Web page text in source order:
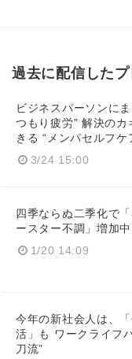
過去に配信した
ビジネスパーソンに
つもり疲労” 解決の
きる “メンパセルフケ
3/24 15:00
四季ならぬ二季化で
ースター不調」増加中
1/20 14:09
今年の新社会人は、
活」も ワークライフ
刀流”